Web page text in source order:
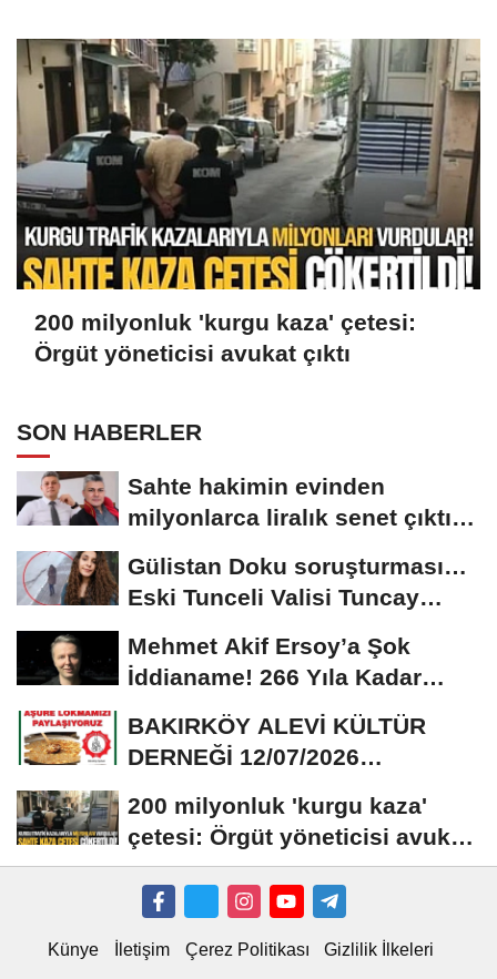
200 milyonluk 'kurgu kaza' çetesi:
Örgüt yöneticisi avukat çıktı
SON HABERLER
Sahte hakimin evinden
milyonlarca liralık senet çıktı:
Gülistan Doku soruşturması…
Eski Tunceli Valisi Tuncay
Mehmet Akif Ersoy’a Şok
İddianame! 266 Yıla Kadar
Hapis Talebi
BAKIRKÖY ALEVİ KÜLTÜR
DERNEĞİ 12/07/2026
DAVETİNE...
200 milyonluk 'kurgu kaza'
çetesi: Örgüt yöneticisi avukat
çıktı
Künye İletişim Çerez Politikası Gizlilik İlkeleri